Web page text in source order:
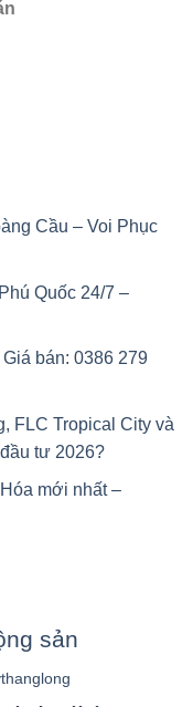
Cầu – Voi Phục
Quốc 24/7 –
bán: 0386 279
FLC Tropical City và
tư 2026?
mới nhất –
sản